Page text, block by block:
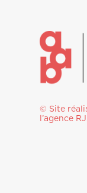
© Site
l’agence